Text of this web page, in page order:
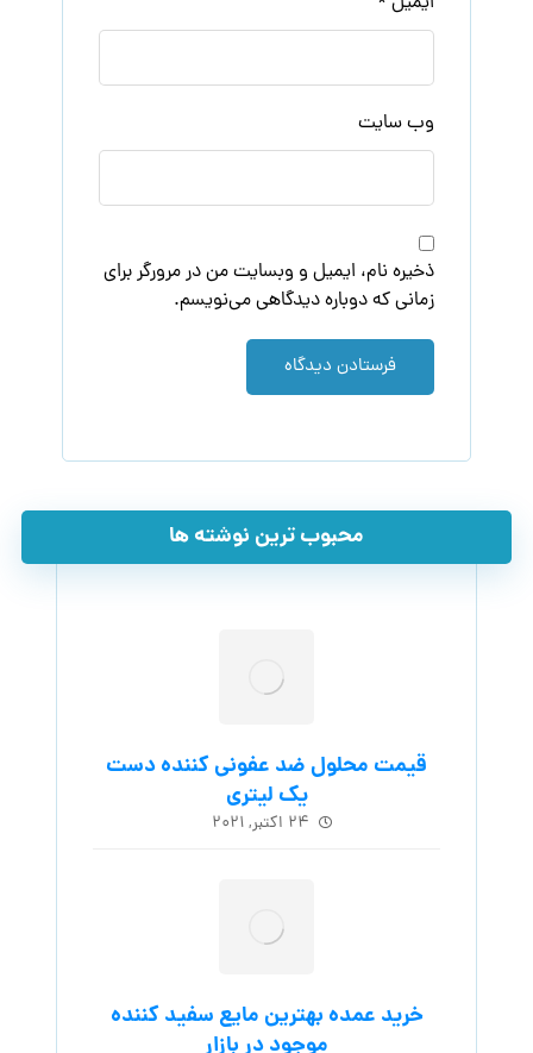
وب‌ سایت
ذخیره نام، ایمیل و وبسایت من در مرورگر برای
زمانی که دوباره دیدگاهی می‌نویسم.
فرستادن دیدگاه
محبوب ترین نوشته ها
قیمت محلول ضد عفونی کننده دست
یک لیتری
۲۴ اکتبر, ۲۰۲۱
خرید عمده بهترین مایع سفید کننده